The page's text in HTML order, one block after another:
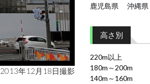
2013年12月18日撮影
鹿児島県
沖縄県
高さ別
220m以上
180m～200m
140m～160m